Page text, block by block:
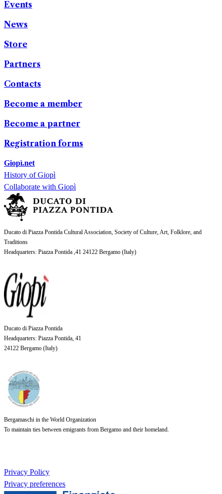
Events
News
Store
Partners
Contacts
Become a member
Become a partner
Registration forms
Giopì.net
History of Giopì
Collaborate with Giopì
Ducato di Piazza Pontida Cultural Association, Society of Culture, Art, Folklore, and
Traditions
Headquarters: Piazza Pontida ,41 24122 Bergamo (Italy)
Ducato di Piazza Pontida
Headquarters: Piazza Pontida, 41
24122 Bergamo (Italy)
Bergamaschi in the World Organization
To maintain ties between emigrants from Bergamo and their homeland.
Privacy Policy
Privacy preferences